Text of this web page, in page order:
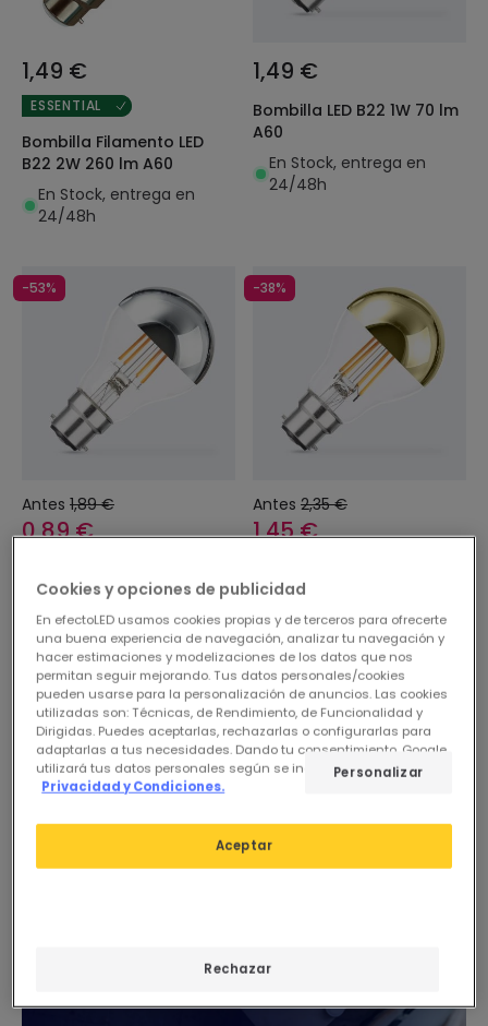
1,49 €
ESSENTIAL
Bombilla Filamento LED
B22 2W 260 lm A60
En Stock, entrega en
24/48h
1,49 €
Bombilla LED B22 1W 70 lm
A60
En Stock, entrega en
24/48h
-53%
Antes 1,89 €
0,89 €
Bombilla Filamento LED
B22 6W 600 lm A60
Chrome Reflect
En Stock, entrega en
24/48h
-38%
Antes 2,35 €
1,45 €
Bombilla Filamento LED
B22 8W 800 lm A60 Gold
Reflect
En Stock, entrega en
24/48h
Cookies y opciones de publicidad
En efectoLED usamos cookies propias y de terceros para ofrecerte
una buena experiencia de navegación, analizar tu navegación y
hacer estimaciones y modelizaciones de los datos que nos
permitan seguir mejorando. Tus datos personales/cookies
pueden usarse para la personalización de anuncios. Las cookies
utilizadas son: Técnicas, de Rendimiento, de Funcionalidad y
Dirigidas. Puedes aceptarlas, rechazarlas o configurarlas para
adaptarlas a tus necesidades. Dando tu consentimiento, Google
utilizará tus datos personales según se indica en su sitio de
Privacidad y Condiciones.
Rechazar
Aceptar
Personalizar